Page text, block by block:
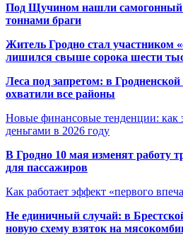
Под Щучином нашли самогонный
тоннами браги
Житель Гродно стал участником
лишился свыше сорока шести
Леса под запретом: в
охватили все районы
Новые финансовые тенденции: как
деньгами в 2026 году
В Гродно 10 мая изменят работу
для пассажиров
Как работает эффект «первого
Не единичный случай: в
новую схему взяток на